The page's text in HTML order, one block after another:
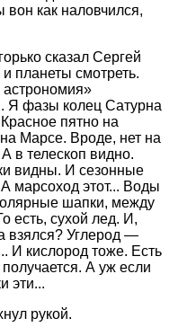
вон как наловчился,
сказал Сергей
планеты смотреть.
астрономия»
Я фазы колец Сатурна
пятно на
Марсе. Вроде, нет на
в телескоп видно.
видны. И сезонные
марсоход этот... Воды
шапки, между
есть, сухой лед. И,
взялся? Углерод —
И кислород тоже. Есть
А уж если
эти...
рукой.